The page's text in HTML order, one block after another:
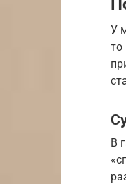
У
то
В